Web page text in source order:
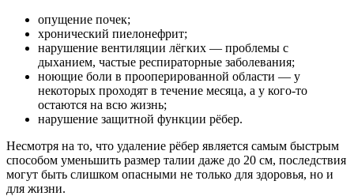
опущение почек;
хронический пиелонефрит;
нарушение вентиляции лёгких — проблемы с
дыханием, частые респираторные заболевания;
ноющие боли в прооперированной области — у
некоторых проходят в течение месяца, а у кого-то
остаются на всю жизнь;
нарушение защитной функции рёбер.
Несмотря на то, что удаление рёбер является самым быстрым
способом уменьшить размер талии даже до 20 см, последствия
могут быть слишком опасными не только для здоровья, но и
для жизни.